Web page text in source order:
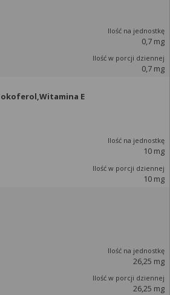
0,7 mg
0,7 mg
E
10 mg
10 mg
26,25 mg
26,25 mg